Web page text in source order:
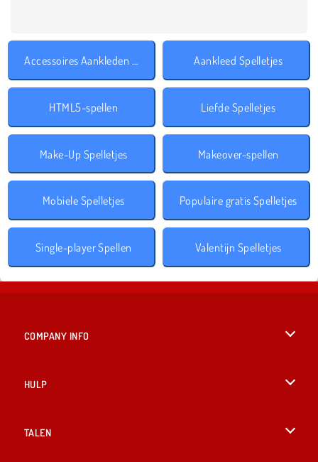
Accessoires Aankleden Spelletjes Aankleed Spelletjes
HTML5-spellen Liefde Spelletjes
Make-Up Spelletjes Makeover-spellen
Mobiele Spelletjes Populaire gratis Spelletjes
Single-player Spellen Valentijn Spelletjes
COMPANY INFO
HULP
TALEN